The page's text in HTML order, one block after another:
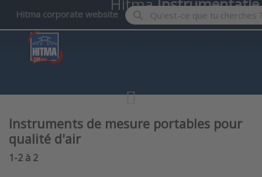
Hitma corporate website Enter a search term. Results
HitmaInstrumentatie
Instruments de mesure portables pour
qualité d'air
Search results:
1-2 à 2